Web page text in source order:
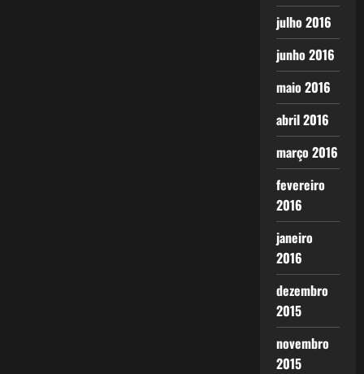
julho 2016
junho 2016
maio 2016
abril 2016
março 2016
fevereiro
2016
janeiro
2016
dezembro
2015
novembro
2015